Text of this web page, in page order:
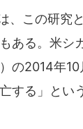
、この研究
ある。米シ
の2014年
する」とい